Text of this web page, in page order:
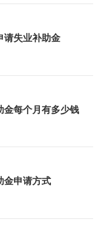
请失业补助金
金每个月有多少钱
金申请方式